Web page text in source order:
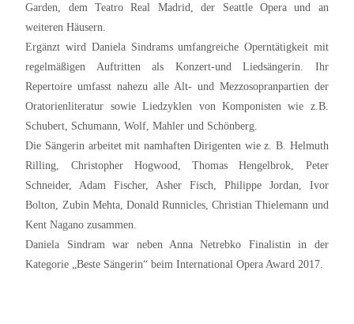
Garden, dem Teatro Real Madrid, der Seattle Opera und an
weiteren Häusern.
Ergänzt wird Daniela Sindrams umfangreiche Operntätigkeit mit
regelmäßigen Auftritten als Konzert-und Liedsängerin. Ihr
Repertoire umfasst nahezu alle Alt- und Mezzosopranpartien der
Oratorienliteratur sowie Liedzyklen von Komponisten wie z.B.
Schubert, Schumann, Wolf, Mahler und Schönberg.
Die Sängerin arbeitet mit namhaften Dirigenten wie z. B. Helmuth
Rilling, Christopher Hogwood, Thomas Hengelbrok, Peter
Schneider, Adam Fischer, Asher Fisch, Philippe Jordan, Ivor
Bolton, Zubin Mehta, Donald Runnicles, Christian Thielemann und
Kent Nagano zusammen.
Daniela Sindram war neben Anna Netrebko Finalistin in der
Kategorie „Beste Sängerin“ beim International Opera Award 2017.